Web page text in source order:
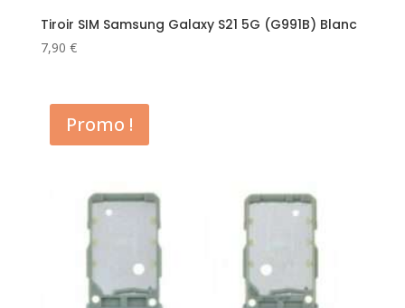
Tiroir SIM Samsung Galaxy S21 5G (G991B) Blanc
7,90 €
Promo !